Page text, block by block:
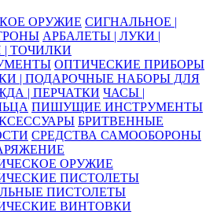
ОРУЖИЕ СИГНАЛЬНОЕ |
АРБАЛЕТЫ | ЛУКИ |
ТОЧИЛКИ
ОПТИЧЕСКИЕ ПРИБОРЫ
| ПОДАРОЧНЫЕ НАБОРЫ ДЛЯ
| ПЕРЧАТКИ ЧАСЫ |
ПИШУЩИЕ ИНСТРУМЕНТЫ
БРИТВЕННЫЕ
СРЕДСТВА САМООБОРОНЫ
ОРУЖИЕ
ПИСТОЛЕТЫ
ПИСТОЛЕТЫ
ВИНТОВКИ